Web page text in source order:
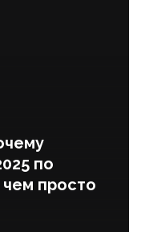
по
просто